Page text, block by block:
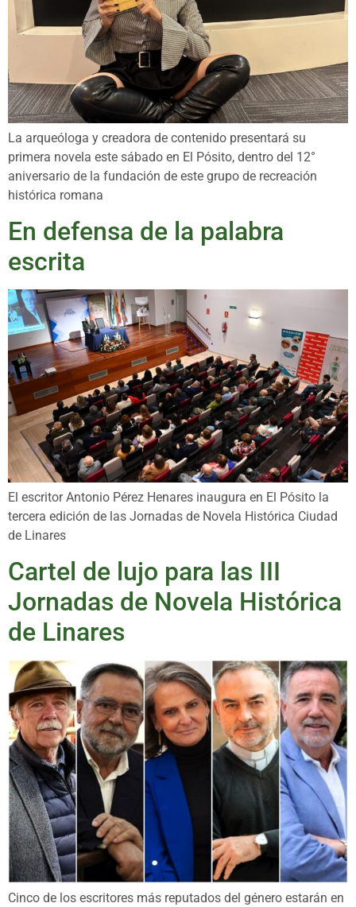
La arqueóloga y creadora de contenido presentará su
primera novela este sábado en El Pósito, dentro del 12°
aniversario de la fundación de este grupo de recreación
histórica romana
En defensa de la palabra
escrita
El escritor Antonio Pérez Henares inaugura en El Pósito la
tercera edición de las Jornadas de Novela Histórica Ciudad
de Linares
Cartel de lujo para las III
Jornadas de Novela Histórica
de Linares
Cinco de los escritores más reputados del género estarán en